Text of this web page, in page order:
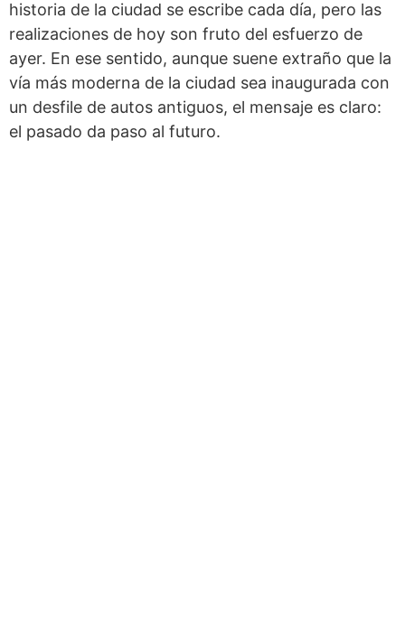
historia de la ciudad se escribe cada día, pero las
realizaciones de hoy son fruto del esfuerzo de
ayer. En ese sentido, aunque suene extraño que la
vía más moderna de la ciudad sea inaugurada con
un desfile de autos antiguos, el mensaje es claro:
el pasado da paso al futuro.